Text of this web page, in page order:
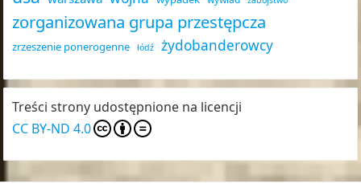
zorganizowana grupa przestępcza
zrzeszenie ponerogenne łódź żydobanderowcy
Treści strony udostępnione na licencji
CC BY-ND 4.0